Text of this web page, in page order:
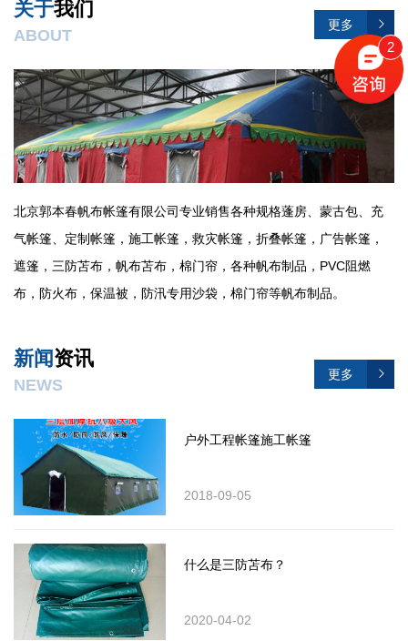
关于我们
ABOUT
更多
北京郭本春帆布帐篷有限公司专业销售各种规格蓬房、蒙古包、充
气帐篷、定制帐篷，施工帐篷，救灾帐篷，折叠帐篷，广告帐篷，
遮篷，三防苫布，帆布苫布，棉门帘，各种帆布制品，PVC阻燃
布，防火布，保温被，防汛专用沙袋，棉门帘等帆布制品。
新闻资讯
NEWS
更多
户外工程帐篷施工帐篷
2018-09-05
什么是三防苫布？
2020-04-02
2